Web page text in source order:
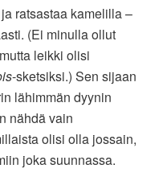
ratsastaa kamelilla –
(Ei minulla ollut
leikki olisi
-sketsiksi.) Sen sijaan
lähimmän dyynin
nähdä vain
olisi olla jossain,
joka suunnassa.